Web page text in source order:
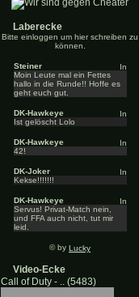
Laberecke
Bitte einloggen um hier schreiben zu
können.
Steiner
Moin Leute mal ein Fettes
hallo in die Runde!! Hoffe es
geht euch gut.
DK-Hawkeye
Ist gelöscht Lolo
DK-Hawkeye
42!
DK-Joker
Kekse!!!!!!!
DK-Hawkeye
Servus! Privat-Match nein,
und FFA auch nicht, tut mir
leid.
© by Lucky
Video-Ecke
Call of Duty - .. (5483)